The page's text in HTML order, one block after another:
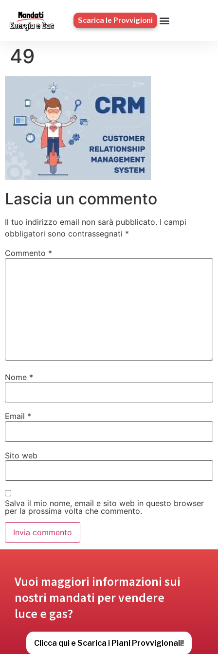
Scarica le Provvigioni
49
Lascia un commento
Il tuo indirizzo email non sarà pubblicato. I campi
obbligatori sono contrassegnati *
Commento *
Nome *
Email *
Sito web
Salva il mio nome, email e sito web in questo browser
per la prossima volta che commento.
Vuoi maggiori informazioni sui
nostri mandati per vendere
luce e gas?
Clicca qui e Scarica i Piani Provvigionali!